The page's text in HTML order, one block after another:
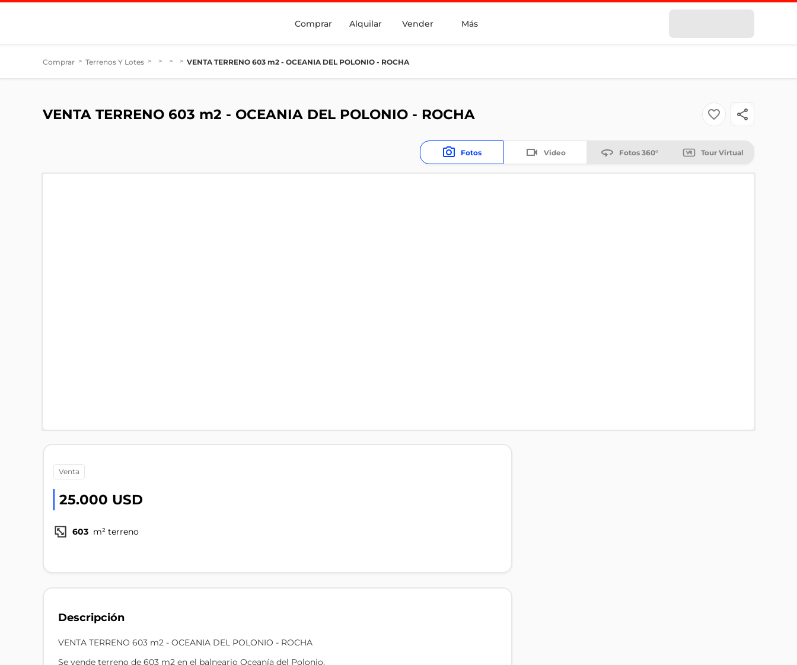
Comprar Alquilar Vender Más
Comprar > Terrenos Y Lotes > > > > VENTA TERRENO 603 m2 - OCEANIA DEL POLONIO - ROCHA
VENTA TERRENO 603 m2 - OCEANIA DEL POLONIO - ROCHA
Fotos Video Fotos 360° Tour Virtual
venta
25.000 USD
603 m² terreno
Descripción
VENTA TERRENO 603 m2 - OCEANIA DEL POLONIO - ROCHA
Se vende terreno de 603 m2 en el balneario Oceanía del Polonio.